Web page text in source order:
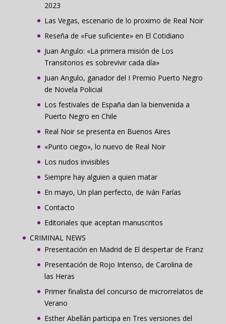
2023
Las Vegas, escenario de lo proximo de Real Noir
Reseña de «Fue suficiente» en El Cotidiano
Juan Angulo: «La primera misión de Los
Transitorios es sobrevivir cada día»
Juan Angulo, ganador del I Premio Puerto Negro
de Novela Policial
Los festivales de España dan la bienvenida a
Puerto Negro en Chile
Real Noir se presenta en Buenos Aires
«Punto ciego», lo nuevo de Real Noir
Los nudos invisibles
Siempre hay alguien a quien matar
En mayo, Un plan perfecto, de Iván Farías
Contacto
Editoriales que aceptan manuscritos
CRIMINAL NEWS
Presentación en Madrid de El despertar de Franz
Presentación de Rojo Intenso, de Carolina de
las Heras
Primer finalista del concurso de microrrelatos de
Verano
Esther Abellán participa en Tres versiones del